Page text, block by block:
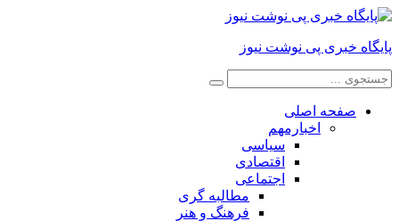
پایگاه خبری پی نوشت نیوز
صفحه اصلی
اخبارمهم
سیاسی
اقتصادی
اجتماعی
مطالبه گری
فرهنگ و هنر